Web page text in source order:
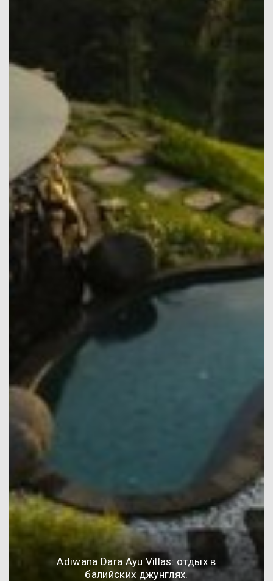
Adiwana Dara Ayu Villas: отдых в
балийских джунглях.